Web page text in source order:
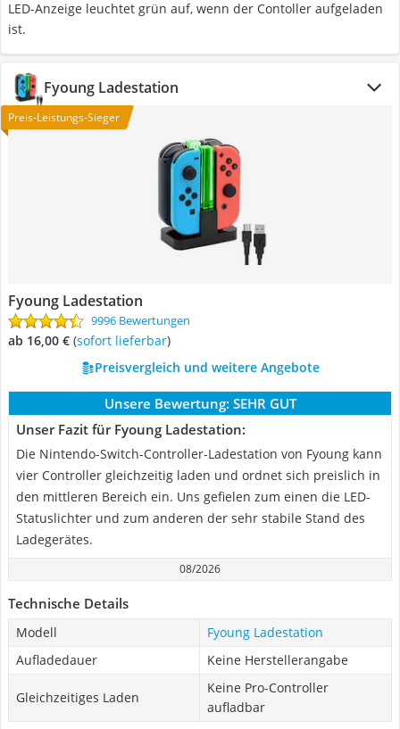
LED-Anzeige leuchtet grün auf, wenn der Contoller aufgeladen
ist.
Fyoung Ladestation
Preis-Leistungs-Sieger
Fyoung Ladestation
9996 Bewertungen
ab 16,00 € ( Sofort lieferbar)
Preisvergleich und weitere Angebote
Unsere Bewertung: SEHR GUT
Unser Fazit für Fyoung Ladestation:
Die Nintendo-Switch-Controller-Ladestation von Fyoung kann
vier Controller gleichzeitig laden und ordnet sich preislich in
den mittleren Bereich ein. Uns gefielen zum einen die LED-
Statuslichter und zum anderen der sehr stabile Stand des
Ladegerätes.
08/2026
Technische Details
Modell
Fyoung Ladestation
Aufladedauer
Keine Herstellerangabe
Gleichzeitiges Laden
Keine Pro-Controller
aufladbar